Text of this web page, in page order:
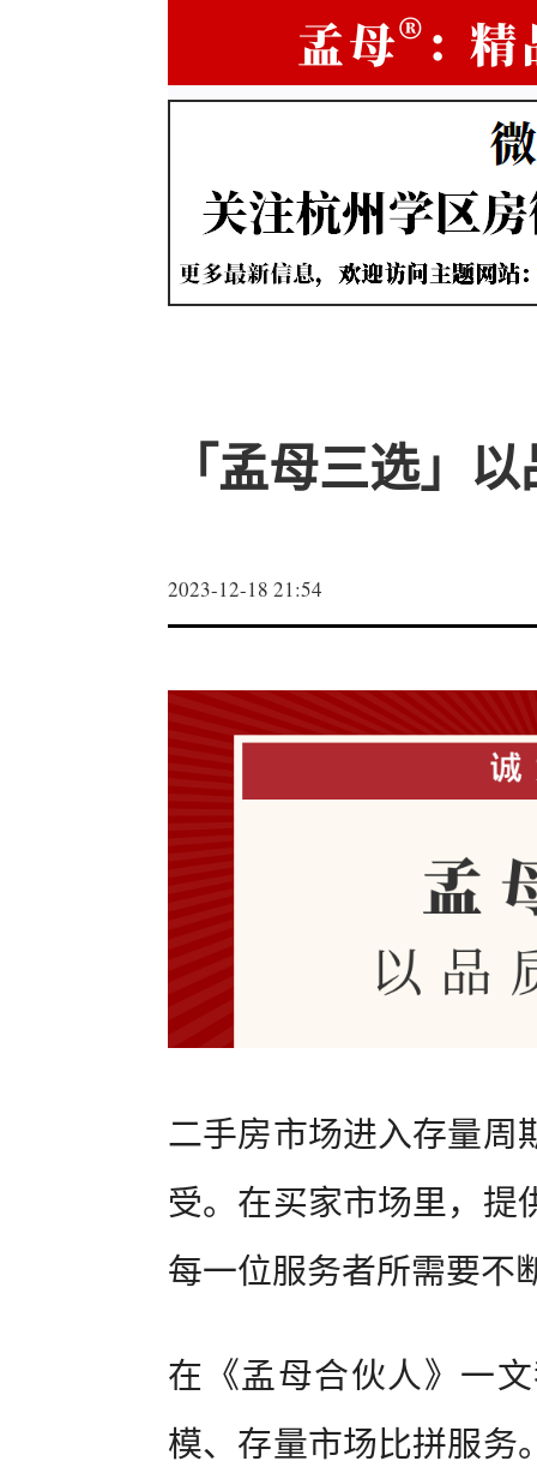
「孟母三选」
2023-12-18 21:54
二手房市场进入存量周
受。在买家市场里，提
每一位服务者所需要不
在《孟母合伙人》一
模、存量市场比拼服务